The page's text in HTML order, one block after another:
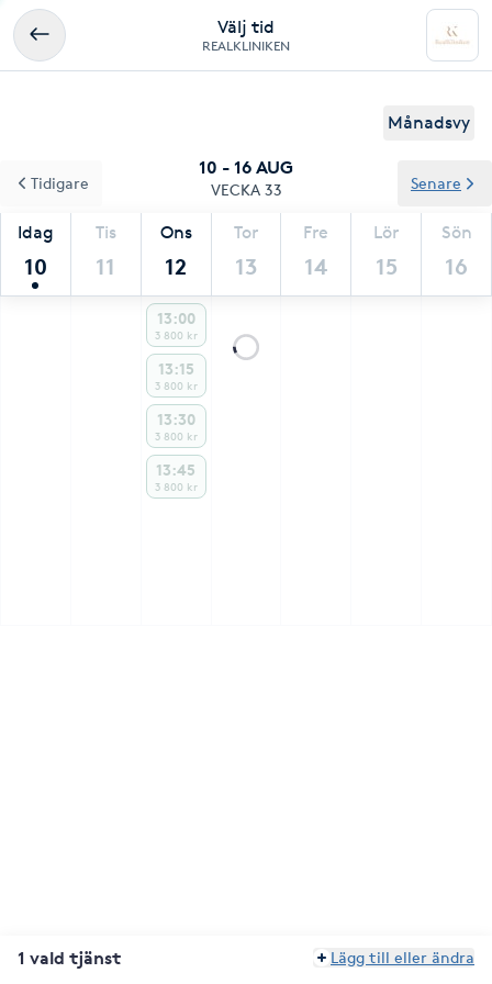
Välj tid
REALKLINIKEN
Månadsvy
10 - 16 AUG
VECKA 33
Idag
10
Tis
11
Ons
12
Tor
13
Fre
14
Lör
15
Sön
16
Tidigare Senare
13:00
3 800 kr
13:15
3 800 kr
13:30
3 800 kr
13:45
3 800 kr
1 vald tjänst Lägg till eller ändra